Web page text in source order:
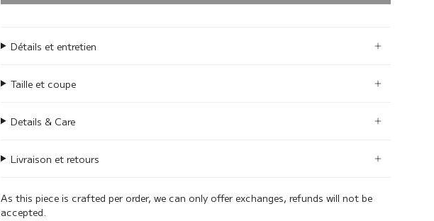
Détails et entretien
Taille et coupe
Details & Care
Livraison et retours
As this piece is crafted per order, we can only offer exchanges, refunds will not be
accepted.